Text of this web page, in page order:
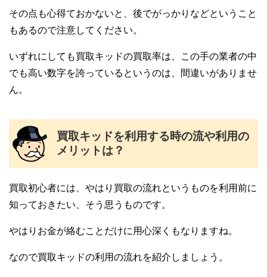
その点も心得ておかないと、後でがっかりなどということ
もあるので注意してください。
いずれにしても買取キッドの買取率は、この手の業者の中
でも高い数字を誇っているというのは、間違いがありませ
ん。
買取キッドを利用する時の流や利用の
メリットは？
買取初心者には、やはり買取の流れというものを利用前に
知っておきたい、そう思うものです。
やはりお金が絡むことだけに用心深くもなりますね。
なので買取キッドの利用の流れを紹介しましょう。